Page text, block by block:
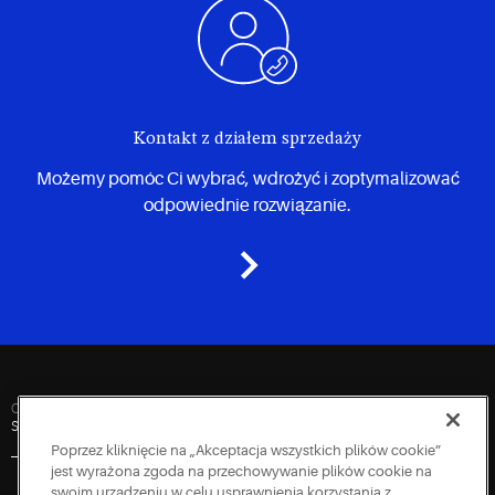
bezzapachowego
Kontakt z działem sprzedaży
Możemy pomóc Ci wybrać, wdrożyć i zoptymalizować
odpowiednie rozwiązanie.
Quick Links
Skontaktuj się z nami
Poprzez kliknięcie na „Akceptacja wszystkich plików cookie”
jest wyrażona zgoda na przechowywanie plików cookie na